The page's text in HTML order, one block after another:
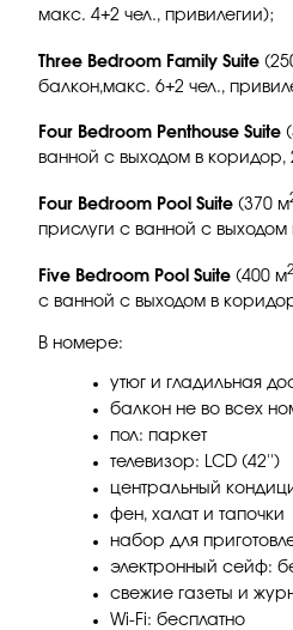
макс. 4+2 чел., привилегии);
Three Bedroom Family Suite
балкон,макс. 6+2 чел.,
Four Bedroom Penthouse Suite
ванной с выходом в коридор,
Four Bedroom Pool Suite (370 м
прислуги с ванной с
Five Bedroom Pool Suite (400 м2
с ванной с выходом в
В номере:
утюг и гладильная
балкон не во всех
пол: паркет
телевизор: LCD (42'')
центральный
фен, халат и тапочки
набор для
электронный сейф:
свежие газеты и
Wi-Fi: бесплатно